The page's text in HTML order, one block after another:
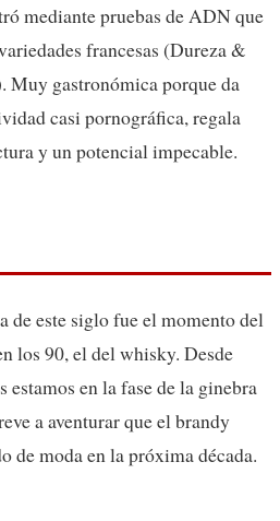
mediante pruebas de ADN que
francesas (Dureza &
Muy gastronómica porque da
casi pornográfica, regala
y un potencial impecable.
de este siglo fue el momento del
los 90, el del whisky. Desde
estamos en la fase de la ginebra
a aventurar que el brandy
de moda en la próxima década.